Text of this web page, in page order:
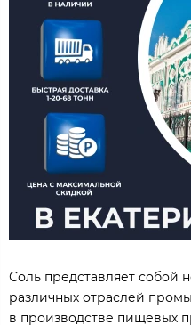
Соль представляет собой
различных отраслей
в производстве пищевых